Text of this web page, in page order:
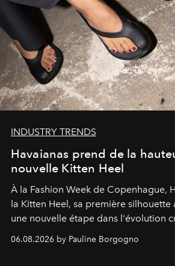
INDUSTRY TRENDS
Havaianas prend de la
nouvelle Kitten Heel
À la Fashion Week de Copenhague,
la Kitten Heel, sa première
une nouvelle étape dans l'évolution
06.08.2026 by Pauline Borgogno